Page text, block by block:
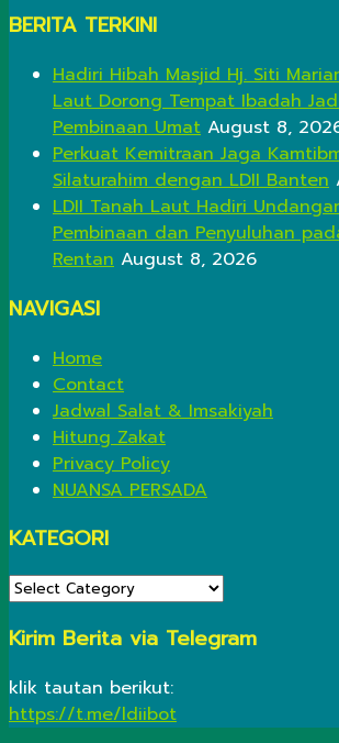
BERITA TERKINI
Hadiri Hibah Masjid Hj. Siti
Laut Dorong Tempat Ibadah
Pembinaan Umat August 8,
Perkuat Kemitraan Jaga
Silaturahim dengan LDII Banten
LDII Tanah Laut Hadiri
Pembinaan dan Penyuluhan
Rentan August 8, 2026
NAVIGASI
Home
Contact
Jadwal Salat & Imsakiyah
Hitung Zakat
Privacy Policy
NUANSA PERSADA
KATEGORI
KATEGORI
Kirim Berita via Telegram
klik tautan berikut:
https://t.me/ldiibot